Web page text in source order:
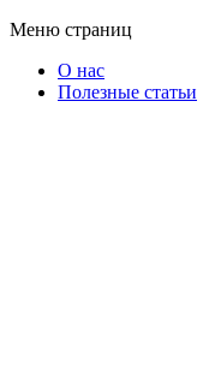
Меню страниц
О нас
Полезные статьи